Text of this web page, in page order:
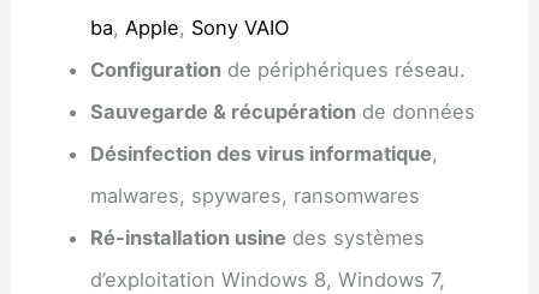
ba, Apple, Sony VAIO
Configurationde périphériques réseau.
Sauvegarde & récupérationde données
Désinfection des virus informatique,
malwares, spywares, ransomwares
Ré-installation usine des systèmes
d’exploitation Windows 8, Windows 7,